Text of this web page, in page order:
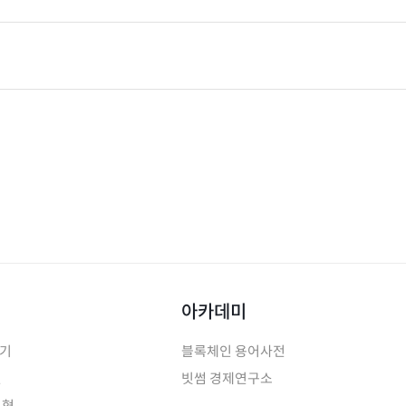
아카데미
블록체인 용어사전
빗썸 경제연구소